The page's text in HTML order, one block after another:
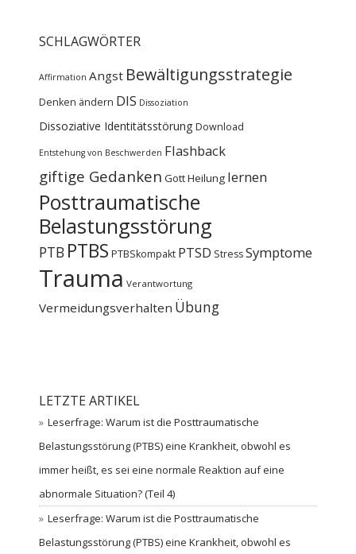
SCHLAGWÖRTER
Affirmation Angst Bewältigungsstrategie
Denken ändern DIS Dissoziation
Dissoziative Identitätsstörung Download
Entstehung von Beschwerden Flashback
giftige Gedanken GottHeilung lernen
Posttraumatische
Belastungsstörung
PTB PTBS PTBSkompakt PTSD StressSymptome
Trauma Verantwortung
Vermeidungsverhalten Übung
LETZTE ARTIKEL
Leserfrage: Warum ist die Posttraumatische
Belastungsstörung (PTBS) eine Krankheit, obwohl es
immer heißt, es sei eine normale Reaktion auf eine
abnormale Situation? (Teil 4)
Leserfrage: Warum ist die Posttraumatische
Belastungsstörung (PTBS) eine Krankheit, obwohl es